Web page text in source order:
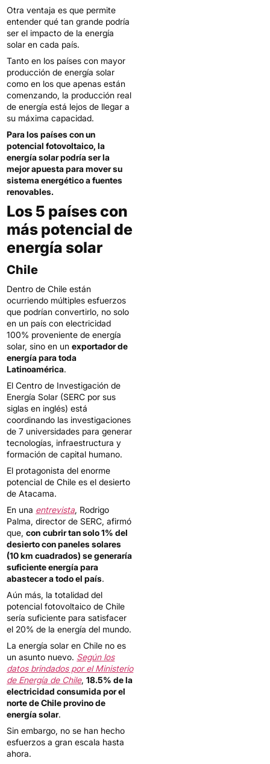
Otra ventaja es que permite
entender qué tan grande podría
ser el impacto de la energía
solar en cada país.
Tanto en los países con mayor
producción de energía solar
como en los que apenas están
comenzando, la producción real
de energía está lejos de llegar a
su máxima capacidad.
Para los países con un
potencial fotovoltaico, la
energía solar podría ser la
mejor apuesta para mover su
sistema energético a fuentes
renovables.
Los 5 países con
más potencial de
energía solar
Chile
Dentro de Chile están
ocurriendo múltiples esfuerzos
que podrían convertirlo, no solo
en un país con electricidad
100% proveniente de energía
solar, sino en unexportador de
energía para toda
Latinoamérica.
El Centro de Investigación de
Energía Solar (SERC por sus
siglas en inglés) está
coordinando las investigaciones
de 7 universidades para generar
tecnologías, infraestructura y
formación de capital humano.
El protagonista del enorme
potencial de Chile es el desierto
de Atacama.
En una entrevista, Rodrigo
Palma, director de SERC, afirmó
que,con cubrir tan solo 1% del
desierto con paneles solares
(10 km cuadrados) se generaría
suficiente energía para
abastecer a todo el país.
Aún más, la totalidad del
potencial fotovoltaico de Chile
sería suficiente para satisfacer
el 20% de la energía del mundo.
La energía solar en Chile no es
un asunto nuevo. Según los
datos brindados por el Ministerio
de Energía de Chile,18.5% de la
electricidad consumida por el
norte de Chile provino de
energía solar.
Sin embargo, no se han hecho
esfuerzos a gran escala hasta
ahora.